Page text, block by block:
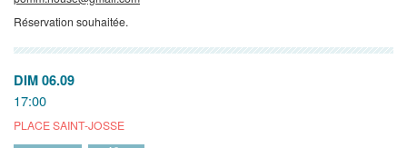
Réservation souhaitée.
DIM 06.09
17:00
PLACE SAINT-JOSSE